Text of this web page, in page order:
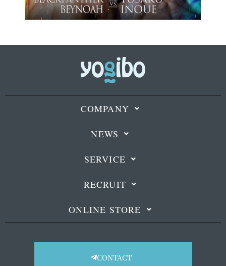
COMPANY
NEWS
SERVICE
RECRUIT
ONLINE STORE
CONTACT